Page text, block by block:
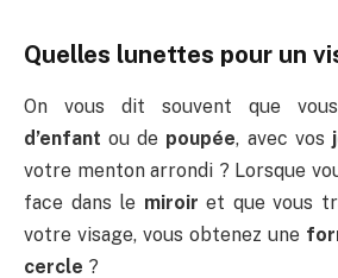
Quelles lunettes pour un
On vous dit souvent que
d’enfant ou de poupée, avec vos
votre menton arrondi ? Lorsque
face dans le miroir et que vous
votre visage, vous obtenez une
cercle ?